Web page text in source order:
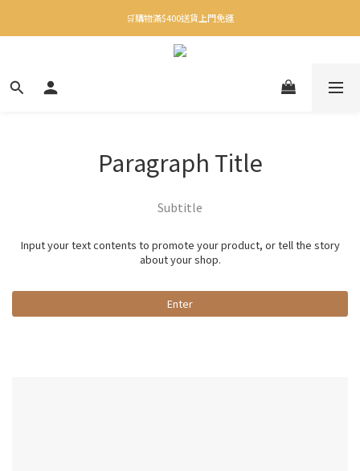
✨下載Three Little Meow App 即享多重禮遇！
🛒購物滿$400送貨上門免運
✨下載Three Little Meow App 即享多重禮遇！
Paragraph Title
Subtitle
Input your text contents to promote your product, or tell the story
about your shop.
Enter